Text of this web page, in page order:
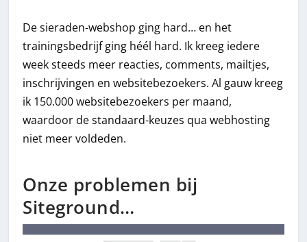
De sieraden-webshop ging hard… en het
trainingsbedrijf ging héél hard. Ik kreeg iedere
week steeds meer reacties, comments, mailtjes,
inschrijvingen en websitebezoekers. Al gauw kreeg
ik 150.000 websitebezoekers per maand,
waardoor de standaard-keuzes qua webhosting
niet meer voldeden.
Onze problemen bij
Siteground…